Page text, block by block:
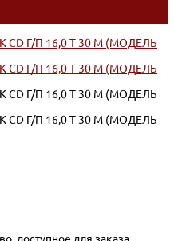
доступное для заказа